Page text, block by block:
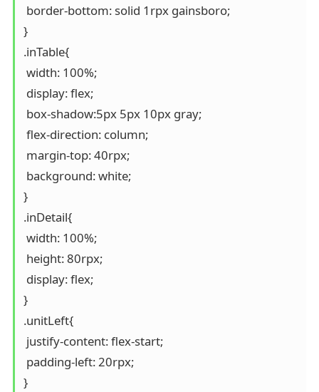
border-bottom: solid 1rpx gainsboro;
}
.inTable{
width: 100%;
display: flex;
box-shadow:5px 5px 10px gray;
flex-direction: column;
margin-top: 40rpx;
background: white;
}
.inDetail{
width: 100%;
height: 80rpx;
display: flex;
}
.unitLeft{
justify-content: flex-start;
padding-left: 20rpx;
}